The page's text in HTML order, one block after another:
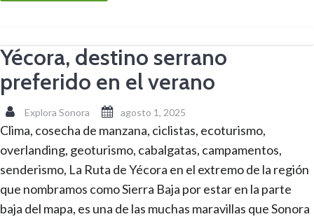
Yécora, destino serrano
preferido en el verano
Explora Sonora agosto 1, 2025
Clima, cosecha de manzana, ciclistas, ecoturismo,
overlanding, geoturismo, cabalgatas, campamentos,
senderismo, La Ruta de Yécora en el extremo de la región
que nombramos como Sierra Baja por estar en la parte
baja del mapa, es una de las muchas maravillas que Sonora